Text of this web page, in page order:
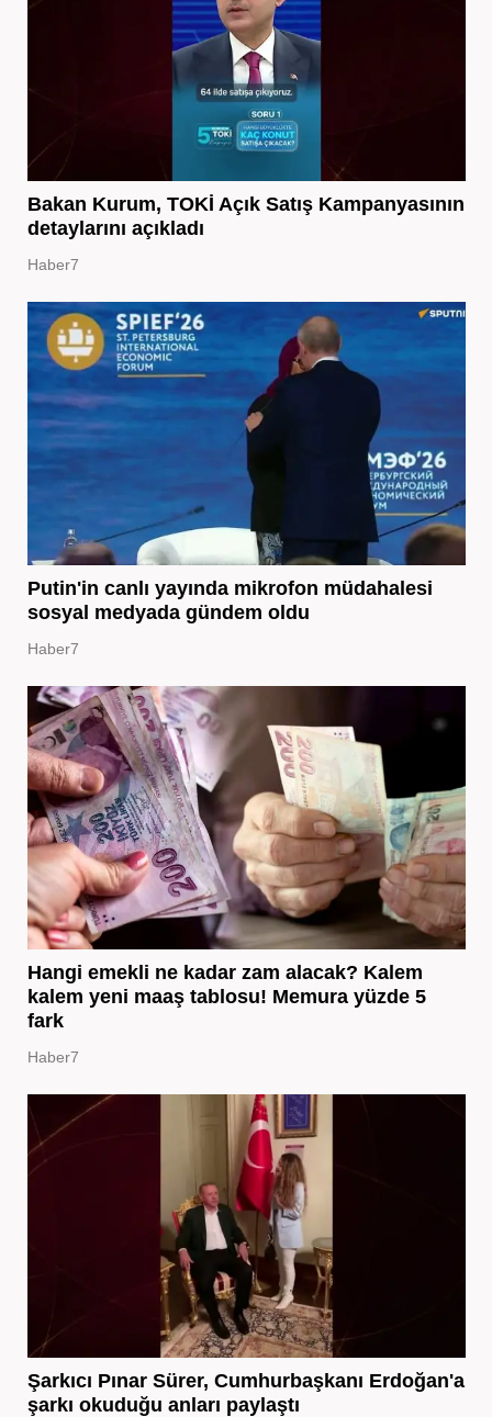
Bakan Kurum, TOKİ Açık Satış Kampanyasının
detaylarını açıkladı
Haber7
Putin'in canlı yayında mikrofon müdahalesi
sosyal medyada gündem oldu
Haber7
Hangi emekli ne kadar zam alacak? Kalem
kalem yeni maaş tablosu! Memura yüzde 5
fark
Haber7
Şarkıcı Pınar Sürer, Cumhurbaşkanı Erdoğan'a
şarkı okuduğu anları paylaştı